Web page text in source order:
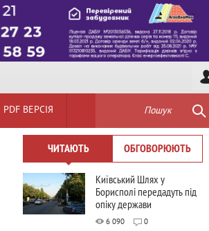
PDF ВЕРСІЯ Пошук
ЧИТАЮТЬ ОБГОВОРЮЮТЬ
Київський Шлях у
Борисполі передадуть під
опіку держави
6 090 0